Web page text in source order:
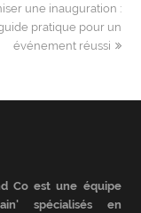
une inauguration :
pratique pour un
événement réussi
Co est une équipe
spécialisés en